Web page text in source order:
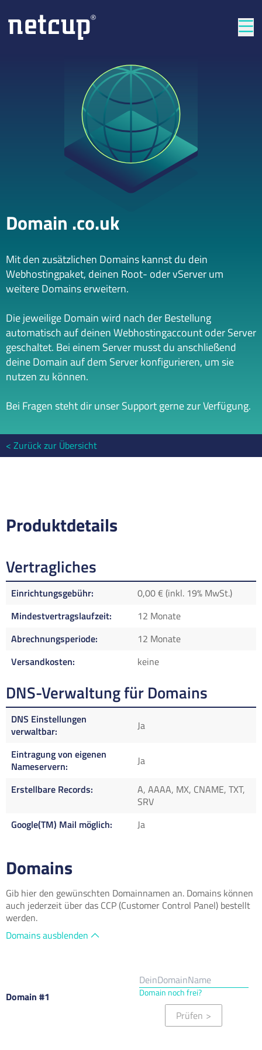
Domain .co.uk
Mit den zusätzlichen Domains kannst du dein
Webhostingpaket, deinen Root- oder vServer um
weitere Domains erweitern.
Die jeweilige Domain wird nach der Bestellung
automatisch auf deinen Webhostingaccount oder Server
geschaltet. Bei einem Server musst du anschließend
deine Domain auf dem Server konfigurieren, um sie
nutzen zu können.
Bei Fragen steht dir unser Support gerne zur Verfügung.
Zurück zur Übersicht
Produktdetails
Vertragliches
Einrichtungsgebühr
0,00 € (inkl. 19% MwSt.)
Mindestvertragslaufzeit
12 Monate
Abrechnungsperiode
12 Monate
Versandkosten
keine
DNS-Verwaltung für Domains
DNS Einstellungen
verwaltbar
Ja
Eintragung von eigenen
Nameservern
Ja
Erstellbare Records
A, AAAA, MX, CNAME, TXT,
SRV
Google(TM) Mail möglich
Ja
Domains
Gib hier den gewünschten Domainnamen an. Domains können
auch jederzeit über das CCP (Customer Control Panel) bestellt
werden.
Domains ausblenden
Domain #1 Domain noch frei?
Prüfen >